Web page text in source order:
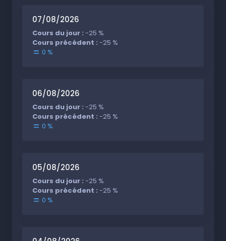
07/08/2026
Cours du jour : -25 %
Cours précédent : -25 %
0 %
06/08/2026
Cours du jour : -25 %
Cours précédent : -25 %
0 %
05/08/2026
Cours du jour : -25 %
Cours précédent : -25 %
0 %